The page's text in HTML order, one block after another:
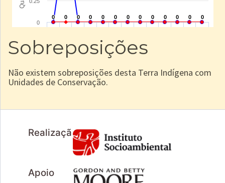
Sobreposições
Não existem sobreposições desta Terra Indígena com
Unidades de Conservação.